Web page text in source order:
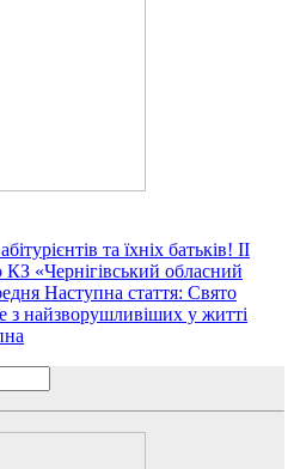
та їхніх батьків! ІІ
«Чернігівський обласний
Наступна стаття: Свято
з найзворушливіших у житті